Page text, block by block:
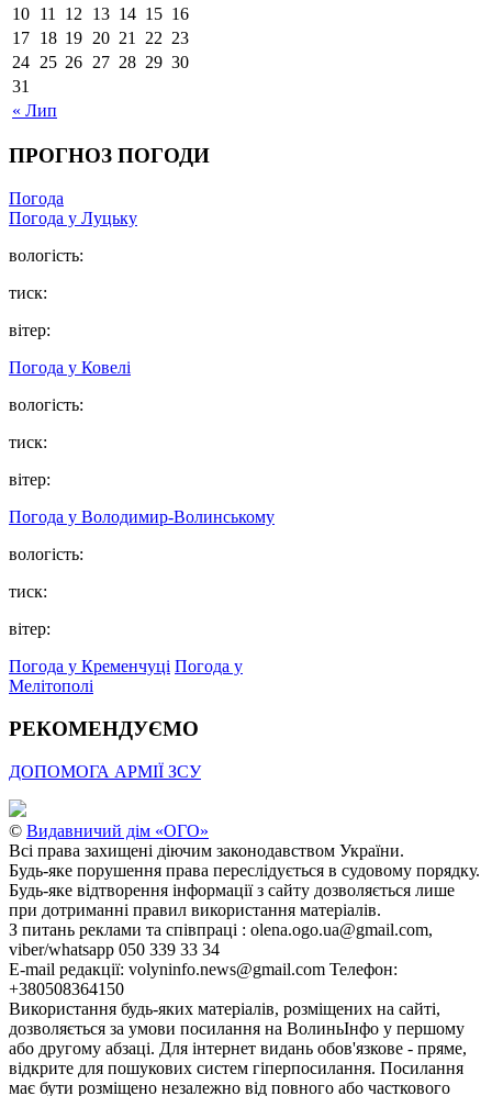
« Лип
10 11 12 13 14 15 16
17 18 19 20 21 22 23
24 25 26 27 28 29 30
31
ПРОГНОЗ ПОГОДИ
Погода
Погода у Луцьку
вологість:
тиск:
вітер:
Погода у Ковелі
вологість:
тиск:
вітер:
Погода у Володимир-Волинському
вологість:
тиск:
вітер:
Погода у Кременчуці Погода у
Мелітополі
РЕКОМЕНДУЄМО
ДОПОМОГА АРМІЇ ЗСУ
© Видавничий дім «ОГО»
Всі права захищені діючим законодавством України.
Будь-яке порушення права переслідується в судовому порядку.
Будь-яке відтворення інформації з сайту дозволяється лише
при дотриманні правил використання матеріалів.
З питань реклами та співпраці : olena.ogo.ua@gmail.com,
viber/whatsapp 050 339 33 34
E-mail редакції: volyninfo.news@gmail.com Телефон:
+380508364150
Використання будь-яких матеріалів, розміщених на сайті,
дозволяється за умови посилання на ВолиньІнфо у першому
або другому абзаці. Для інтернет видань обов'язкове - пряме,
відкрите для пошукових систем гіперпосилання. Посилання
має бути розміщено незалежно від повного або часткового